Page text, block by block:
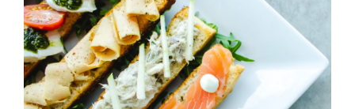
Cheeze & Fish On Bread
HORS D'OEUVRES